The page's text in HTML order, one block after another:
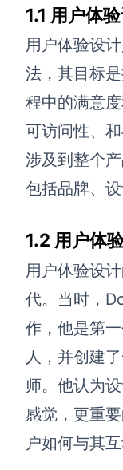
下载
客户端、插件
解决方案
高效协作
素材整理
在线白板
涂鸦画板
敏捷实践
1.1 用户体
用户体验设
法，其目标
程中的满意
可访问性、
涉及到整个
包括品牌、设
1.2 用户体
用户体验设
代。当时，
作，他是第
人，并创建
师。他认为
感觉，更重
户如何与其互